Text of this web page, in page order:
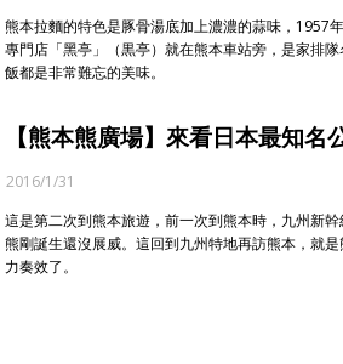
熊本拉麵的特色是豚骨湯底加上濃濃的蒜味，1957
專門店「黑亭」（黒亭）就在熊本車站旁，是家排
飯都是非常難忘的美味。
【熊本熊廣場】來看日本最知名
2016/1/31
這是第二次到熊本旅遊，前一次到熊本時，九州新
熊剛誕生還沒展威。這回到九州特地再訪熊本，就
力奏效了。